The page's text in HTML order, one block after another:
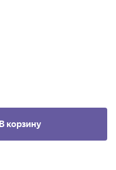
В корзину